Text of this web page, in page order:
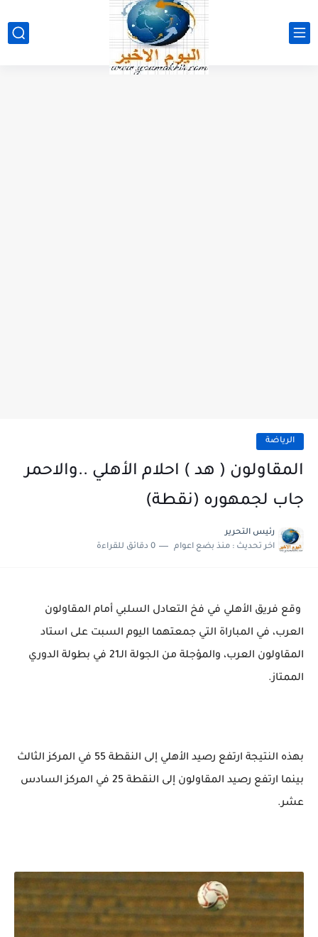
الرياضة
المقاولون ( هد ) احلام الأهلي ..والاحمر
جاب لجمهوره (نقطة)
رئيس التحرير
اخر تحديث : منذ بضع اعوام 0 دقائق للقراءة
وقع فريق الأهلي في فخ التعادل السلبي أمام المقاولون
العرب، في المباراة التي جمعتهما اليوم السبت على استاد
المقاولون ‏العرب، والمؤجلة من الجولة الـ21 في بطولة ‏الدوري
الممتاز.‏
بهذه النتيجة ارتفع رصيد الأهلي إلى النقطة 55 في المركز الثالث
بينما ارتفع رصيد المقاولون إلى النقطة 25 في المركز السادس
عشر.